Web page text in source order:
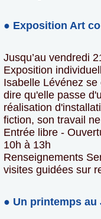
● Exposition Art
Jusqu’au vendredi
Exposition
Isabelle Lévénez
dire qu'elle passe
réalisation
fiction, son travail
Entrée libre -
10h à 13h
Renseignements
visites guidées sur
● Un printemps au